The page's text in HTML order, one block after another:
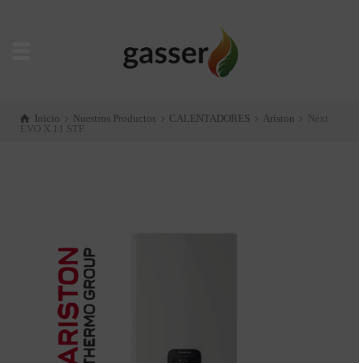
Inicio Nuestros Productos CALENTADORES Ariston
Next
EVO X 11 STF